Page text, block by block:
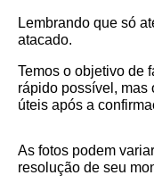
Lembrando que só
atacado.
Temos o objetivo de
rápido possível, mas
úteis após a
As fotos podem
resolução de seu